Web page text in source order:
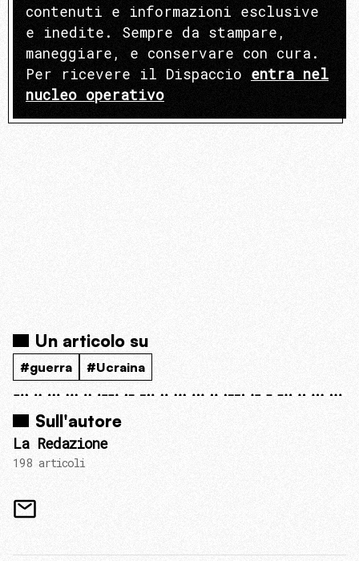
contenuti e informazioni esclusive
e inedite. Sempre da stampare,
maneggiare, e conservare con cura.
Per ricevere il Dispaccio entra nel
nucleo operativo
Un articolo su
#guerra #Ucraina
Sull'autore
La Redazione
198 articoli